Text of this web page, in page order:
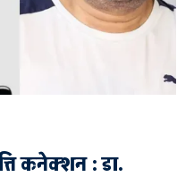
कनेक्शन : डा.